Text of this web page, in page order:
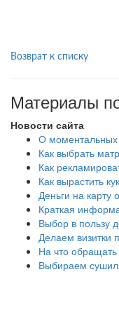
Возврат к списку
Материалы
Новости сайта
О моментальных
Как выбрать
Как
Как вырастить
Деньги на
Краткая
Выбор в пользу
Делаем визитки
На что
Выбираем